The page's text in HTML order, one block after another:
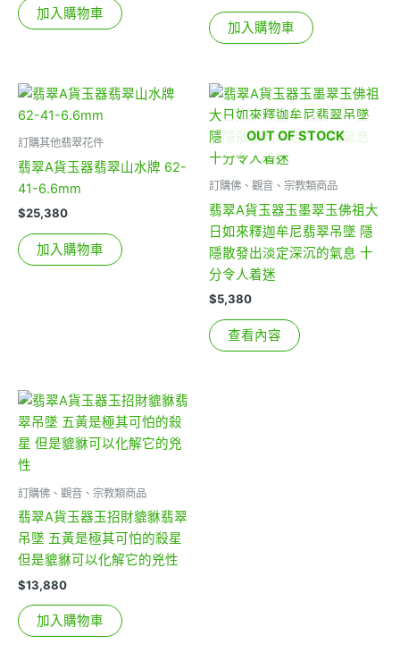
加入購物車
加入購物車
訂購其他翡翠花件
翡翠A貨玉器翡翠山水牌 62-
41-6.6mm
$25,380
加入購物車
OUT OF STOCK
訂購佛、觀音、宗教類商品
翡翠A貨玉器玉墨翠玉佛祖大
日如來釋迦牟尼翡翠吊墜 隱
隱散發出淡定深沉的氣息 十
分令人着迷
$5,380
查看內容
訂購佛、觀音、宗教類商品
翡翠A貨玉器玉招財貔貅翡翠
吊墜 五黃是極其可怕的殺星
但是貔貅可以化解它的兇性
$13,880
加入購物車